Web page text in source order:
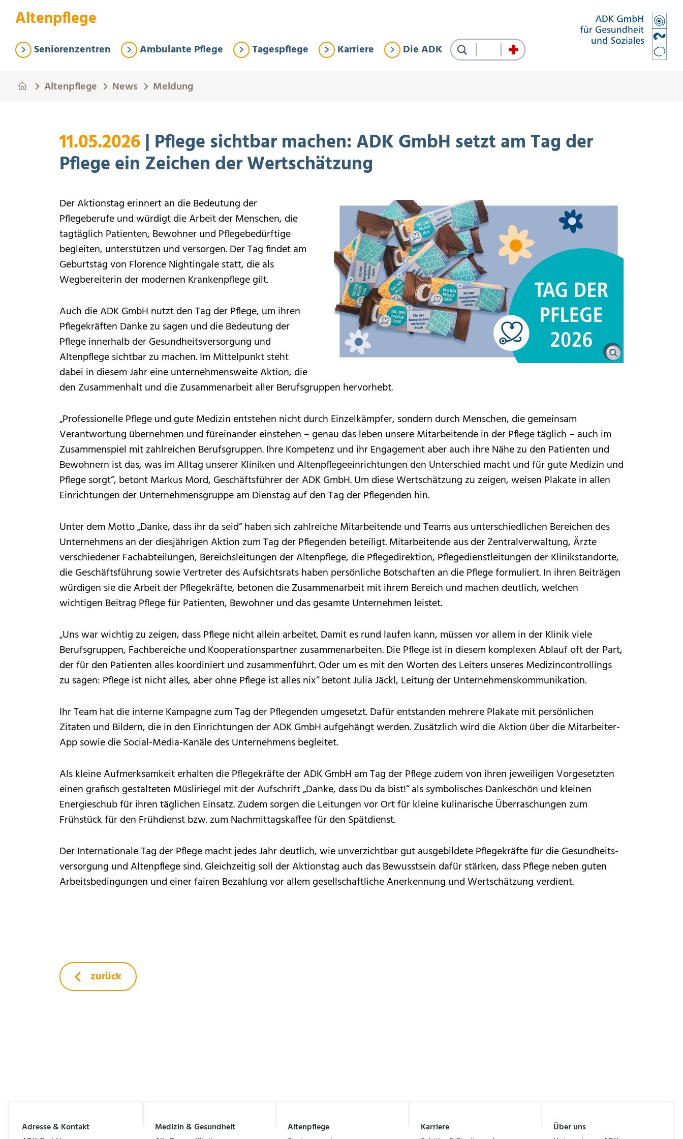
Springe zum Hauptinhalt
Altenpflege
Seniorenzentren Ambulante Pflege Tagespflege Karriere Die ADK Suche
Altenpflege News Meldung
11.05.2026| Pflege sichtbar machen: ADK GmbH setzt am Tag der
Pflege ein Zeichen der Wertschätzung
Der Aktionstag erinnert an die Bedeutung der
Pflegeberufe und würdigt die Arbeit der Menschen, die
tagtäglich Patienten, Bewohner und Pflegebedürftige
begleiten, unterstützen und versorgen. Der Tag findet am
Geburtstag von Florence Nightingale statt, die als
Wegbereiterin der modernen Krankenpflege gilt.
Auch die ADK GmbH nutzt den Tag der Pflege, um ihren
Pflegekräften Danke zu sagen und die Bedeutung der
Pflege innerhalb der Gesundheitsversorgung und
Altenpflege sichtbar zu machen. Im Mittelpunkt steht
dabei in diesem Jahr eine unternehmensweite Aktion, die
den Zusammenhalt und die Zusammenarbeit aller Berufsgruppen hervorhebt.
„Professionelle Pflege und gute Medizin entstehen nicht durch Einzelkämpfer, sondern durch Menschen, die gemeinsam
Verantwortung übernehmen und füreinander einstehen – genau das leben unsere Mitarbeitende in der Pflege täglich – auch im
Zusammenspiel mit zahlreichen Berufsgruppen. Ihre Kompetenz und ihr Engagement aber auch ihre Nähe zu den Patienten und
Bewohnern ist das, was im Alltag unserer Kliniken und Altenpflegeeinrichtungen den Unterschied macht und für gute Medizin und
Pflege sorgt“, betont Markus Mord, Geschäftsführer der ADK GmbH. Um diese Wertschätzung zu zeigen, weisen Plakate in allen
Einrichtungen der Unternehmensgruppe am Dienstag auf den Tag der Pflegenden hin.
Unter dem Motto „Danke, dass ihr da seid“ haben sich zahlreiche Mitarbeitende und Teams aus unterschiedlichen Bereichen des
Unternehmens an der diesjährigen Aktion zum Tag der Pflegenden beteiligt. Mitarbeitende aus der Zentralverwaltung, Ärzte
verschiedener Fachabteilungen, Bereichs­leitungen der Altenpflege, die Pflegedirektion, Pflegedienstleitungen der Klinikstandorte,
die Geschäftsführung sowie Vertreter des Aufsichtsrats haben persönliche Botschaften an die Pflege formuliert. In ihren Beiträgen
würdigen sie die Arbeit der Pflegekräfte, betonen die Zusammenarbeit mit ihrem Bereich und machen deutlich, welchen
wichtigen Beitrag Pflege für Patienten, Bewohner und das gesamte Unternehmen leistet.
„Uns war wichtig zu zeigen, dass Pflege nicht allein arbeitet. Damit es rund laufen kann, müssen vor allem in der Klinik viele
Berufsgruppen, Fachbereiche und Kooperationspartner zusammenarbeiten. Die Pflege ist in diesem komplexen Ablauf oft der Part,
der für den Patienten alles koordiniert und zusammenführt. Oder um es mit den Worten des Leiters unseres Medizincontrollings
zu sagen: Pflege ist nicht alles, aber ohne Pflege ist alles nix“ betont Julia Jäckl, Leitung der Unternehmens­kommunikation.
Ihr Team hat die interne Kampagne zum Tag der Pflegenden umgesetzt. Dafür entstanden mehrere Plakate mit persönlichen
Zitaten und Bildern, die in den Einrichtungen der ADK GmbH aufgehängt werden. Zusätzlich wird die Aktion über die Mitarbeiter-
App sowie die Social-Media-Kanäle des Unternehmens begleitet.
Als kleine Aufmerksamkeit erhalten die Pflegekräfte der ADK GmbH am Tag der Pflege zudem von ihren jeweiligen Vorgesetzten
einen grafisch gestalteten Müsliriegel mit der Aufschrift „Danke, dass Du da bist!“ als symbolisches Dankeschön und kleinen
Energieschub für ihren täglichen Einsatz. Zudem sorgen die Leitungen vor Ort für kleine kulinarische Überraschungen zum
Frühstück für den Frühdienst bzw. zum Nachmittagskaffee für den Spätdienst.
Der Internationale Tag der Pflege macht jedes Jahr deutlich, wie unverzichtbar gut ausgebildete Pflegekräfte für die Gesundheits­
versorgung und Altenpflege sind. Gleichzeitig soll der Aktionstag auch das Bewusstsein dafür stärken, dass Pflege neben guten
Arbeitsbedingungen und einer fairen Bezahlung vor allem gesellschaftliche Anerkennung und Wertschätzung verdient.
zurück
Adresse & Kontakt
Medizin & Gesundheit
Altenpflege
Karriere
Über uns